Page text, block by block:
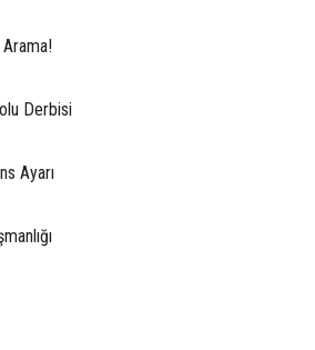
Derbisi
Ayarı